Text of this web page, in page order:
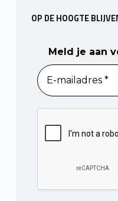
OP DE HOOGTE
Meld je aan